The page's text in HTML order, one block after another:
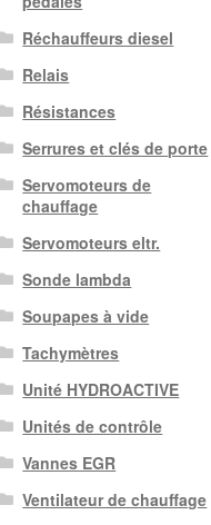
Réchauffeurs diesel
Relais
Résistances
Serrures et clés de porte
Servomoteurs de
chauffage
Servomoteurs eltr.
Sonde lambda
Soupapes à vide
Tachymètres
Unité HYDROACTIVE
Unités de contrôle
Vannes EGR
Ventilateur de chauffage